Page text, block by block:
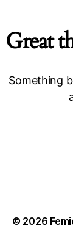
Great
Something
© 2026